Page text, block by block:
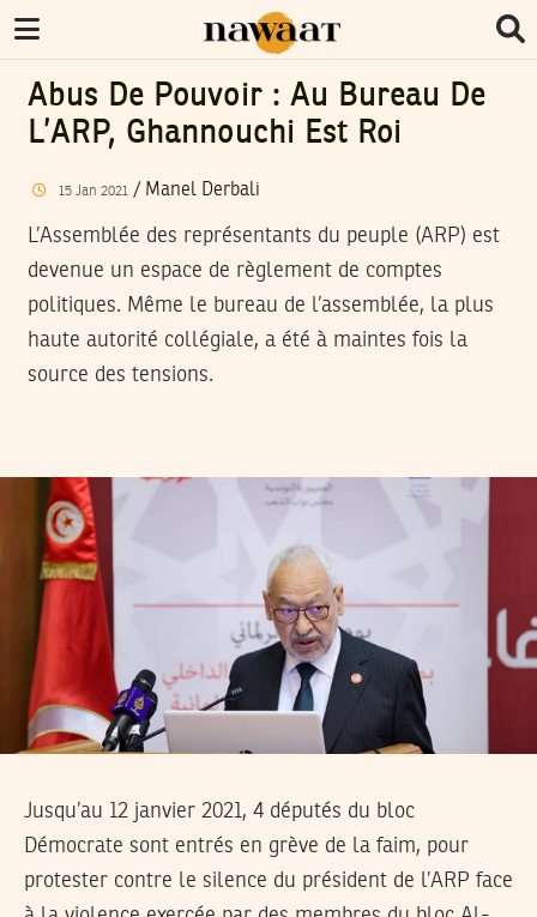
Abus De Pouvoir : Au Bureau De
L’ARP, Ghannouchi Est Roi
15 Jan 2021/ Manel Derbali
L’Assemblée des représentants du peuple (ARP) est
devenue un espace de règlement de comptes
politiques. Même le bureau de l’assemblée, la plus
haute autorité collégiale, a été à maintes fois la
source des tensions.
Jusqu’au 12 janvier 2021, 4 députés du bloc
Démocrate sont entrés en grève de la faim, pour
protester contre le silence du président de l’ARP face